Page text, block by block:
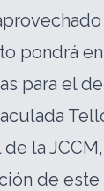
pondrá
para el
la
de